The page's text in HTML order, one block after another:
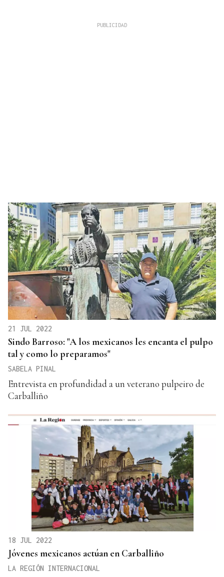
21 JUL 2022
Sindo Barroso: "A los mexicanos les encanta el pulpo
tal y como lo preparamos"
SABELA PINAL
Entrevista en profundidad a un veterano pulpeiro de
Carballiño
18 JUL 2022
Jóvenes mexicanos actúan en Carballiño
LA REGIÓN INTERNACIONAL